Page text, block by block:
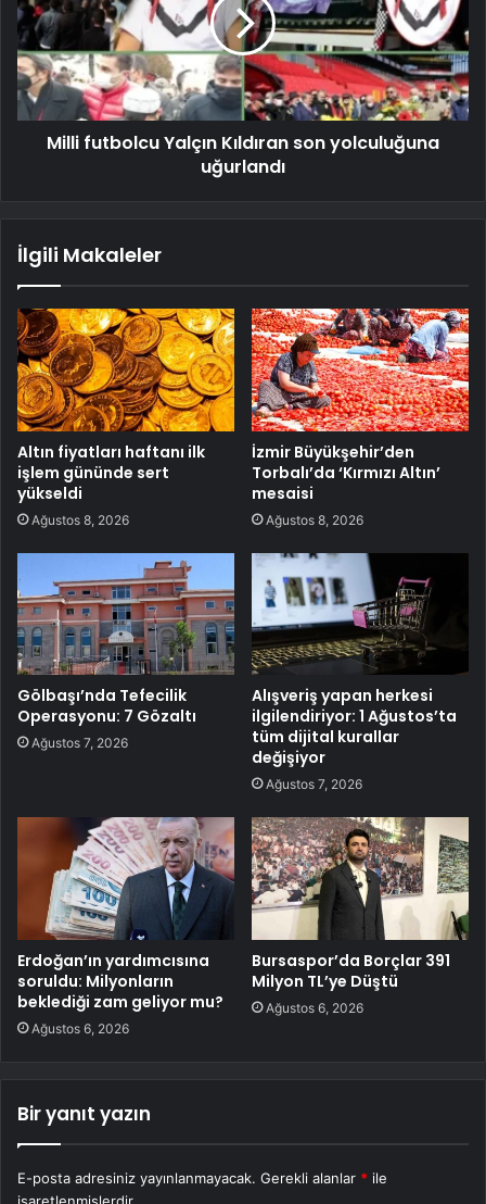
Milli futbolcu Yalçın Kıldıran son yolculuğuna
uğurlandı
İlgili Makaleler
Altın fiyatları haftanı ilk
işlem gününde sert
yükseldi
Ağustos 8, 2026
İzmir Büyükşehir’den
Torbalı’da ‘Kırmızı Altın’
mesaisi
Ağustos 8, 2026
Gölbaşı’nda Tefecilik
Operasyonu: 7 Gözaltı
Ağustos 7, 2026
Alışveriş yapan herkesi
ilgilendiriyor: 1 Ağustos’ta
tüm dijital kurallar
değişiyor
Ağustos 7, 2026
Erdoğan’ın yardımcısına
soruldu: Milyonların
beklediği zam geliyor mu?
Ağustos 6, 2026
Bursaspor’da Borçlar 391
Milyon TL’ye Düştü
Ağustos 6, 2026
Bir yanıt yazın
E-posta adresiniz yayınlanmayacak. Gerekli alanlar * ile